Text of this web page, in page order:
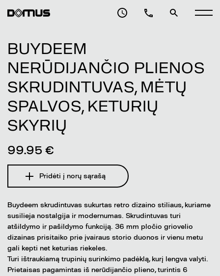
BUYDEEM
NERŪDIJANČIO PLIENOS
SKRUDINTUVAS, MĖTŲ
SPALVOS, KETURIŲ
SKYRIŲ
99.95 €
Pridėti į norų sąrašą
Buydeem skrudintuvas sukurtas retro dizaino stiliaus, kuriame
susilieja nostalgija ir modernumas. Skrudintuvas turi
atšildymo ir pašildymo funkciją. 36 mm pločio griovelio
dizainas prisitaiko prie įvairaus storio duonos ir vienu metu
gali kepti net keturias riekeles.
Turi ištraukiamą trupinių surinkimo padėklą, kurį lengva valyti.
Prietaisas pagamintas iš nerūdijančio plieno, turintis 6